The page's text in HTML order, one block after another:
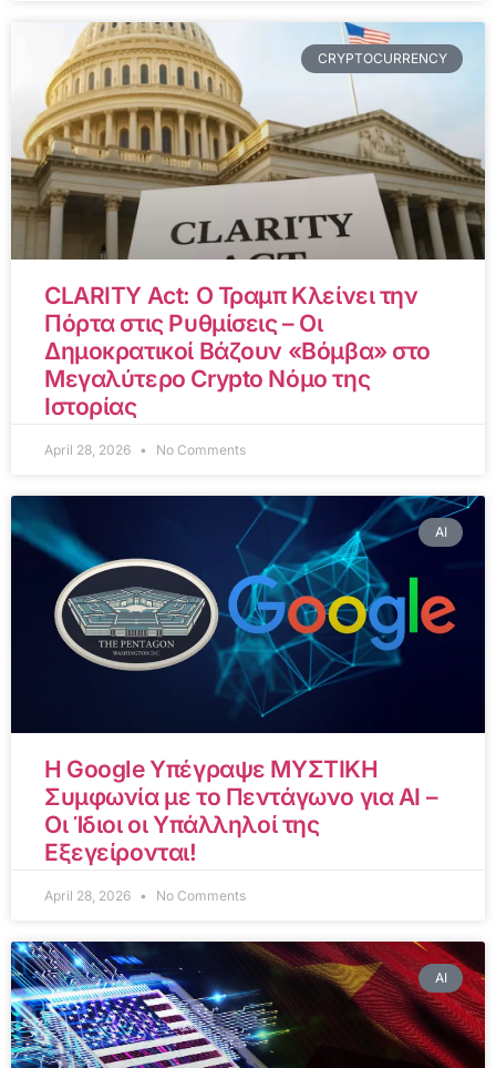
CRYPTOCURRENCY
CLARITY Act: Ο Τραμπ Κλείνει την
Πόρτα στις Ρυθμίσεις – Οι
Δημοκρατικοί Βάζουν «Βόμβα» στο
Μεγαλύτερο Crypto Νόμο της
Ιστορίας
April 28, 2026 No Comments
AI
Η Google Υπέγραψε ΜΥΣΤΙΚΗ
Συμφωνία με το Πεντάγωνο για AI –
Οι Ίδιοι οι Υπάλληλοί της
Εξεγείρονται!
April 28, 2026 No Comments
AI